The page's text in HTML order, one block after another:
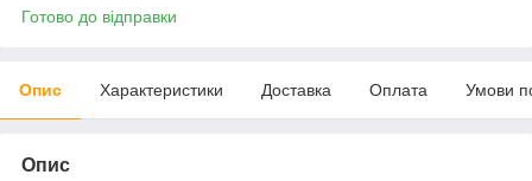
Готово до відправки
Опис Характеристики Доставка Оплата Умови
Опис